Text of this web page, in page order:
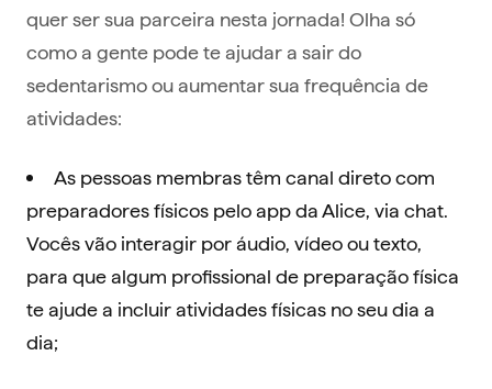
quer ser sua parceira nesta jornada! Olha só
como a gente pode te ajudar a sair do
sedentarismo ou aumentar sua frequência de
atividades:
As pessoas membras têm canal direto com
preparadores físicos pelo app da Alice, via chat.
Vocês vão interagir por áudio, vídeo ou texto,
para que algum profissional de preparação física
te ajude a incluir atividades físicas no seu dia a
dia;